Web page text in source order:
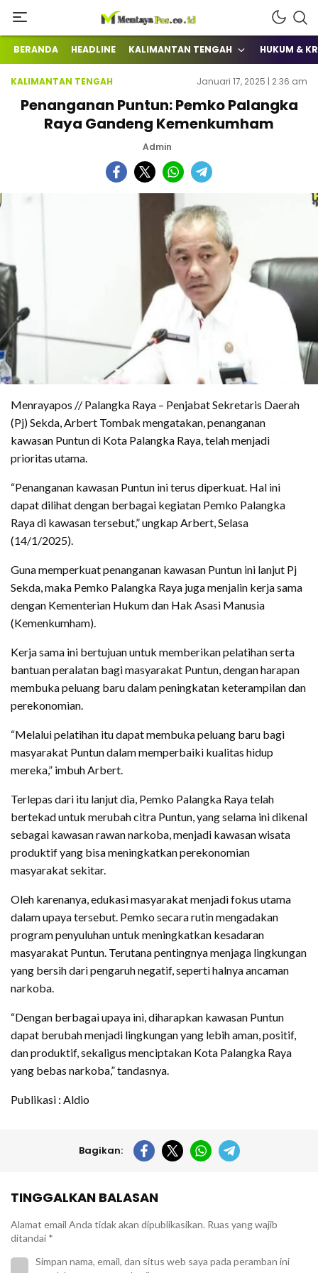
mentayapos.co.id
Terkini Mengabarkan
BERANDA HEADLINE KALIMANTAN TENGAH HUKUM &
KALIMANTAN TENGAH Januari 17, 2025 | 2:36 am
Penanganan Puntun: Pemko Palangka
Raya Gandeng Kemenkumham
Admin
Menrayapos // Palangka Raya – Penjabat Sekretaris Daerah
(Pj) Sekda, Arbert Tombak mengatakan, penanganan
kawasan Puntun di Kota Palangka Raya, telah menjadi
prioritas utama.
“Penanganan kawasan Puntun ini terus diperkuat. Hal ini
dapat dilihat dengan berbagai kegiatan Pemko Palangka
Raya di kawasan tersebut,” ungkap Arbert, Selasa
(14/1/2025).
Guna memperkuat penanganan kawasan Puntun ini lanjut Pj
Sekda, maka Pemko Palangka Raya juga menjalin kerja sama
dengan Kementerian Hukum dan Hak Asasi Manusia
(Kemenkumham).
Kerja sama ini bertujuan untuk memberikan pelatihan serta
bantuan peralatan bagi masyarakat Puntun, dengan harapan
membuka peluang baru dalam peningkatan keterampilan dan
perekonomian.
“Melalui pelatihan itu dapat membuka peluang baru bagi
masyarakat Puntun dalam memperbaiki kualitas hidup
mereka,” imbuh Arbert.
Terlepas dari itu lanjut dia, Pemko Palangka Raya telah
bertekad untuk merubah citra Puntun, yang selama ini dikenal
sebagai kawasan rawan narkoba, menjadi kawasan wisata
produktif yang bisa meningkatkan perekonomian
masyarakat sekitar.
Oleh karenanya, edukasi masyarakat menjadi fokus utama
dalam upaya tersebut. Pemko secara rutin mengadakan
program penyuluhan untuk meningkatkan kesadaran
masyarakat Puntun. Terutana pentingnya menjaga lingkungan
yang bersih dari pengaruh negatif, seperti halnya ancaman
narkoba.
“Dengan berbagai upaya ini, diharapkan kawasan Puntun
dapat berubah menjadi lingkungan yang lebih aman, positif,
dan produktif, sekaligus menciptakan Kota Palangka Raya
yang bebas narkoba,” tandasnya.
Publikasi : Aldio
Bagikan:
TINGGALKAN BALASAN
Alamat email Anda tidak akan dipublikasikan. Ruas yang wajib
ditandai *
Simpan nama, email, dan situs web saya pada peramban ini